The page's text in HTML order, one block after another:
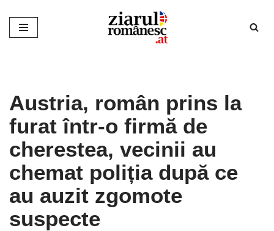
Sari
Austria, român prins la
furat într-o firmă de
cherestea, vecinii au
chemat poliția după ce
au auzit zgomote
suspecte